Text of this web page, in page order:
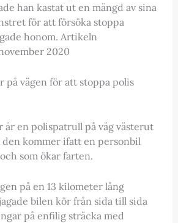
han kastat ut en mängd av sina
för att försöka stoppa
honom. Artikeln
2020
på vägen för att stoppa polis
är en polispatrull på väg västerut
den kommer ifatt en personbil
som ökar farten.
på en 13 kilometer lång
bilen kör från sida till sida
på enfilig sträcka med